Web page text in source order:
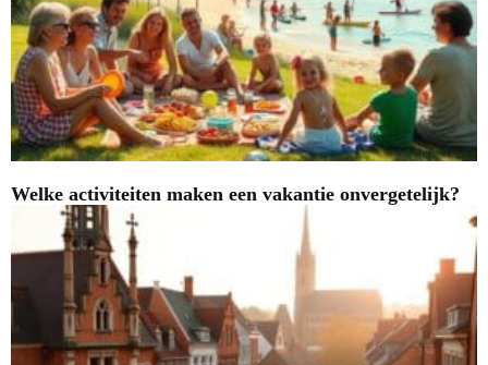
Welke activiteiten maken een vakantie onvergetelijk?